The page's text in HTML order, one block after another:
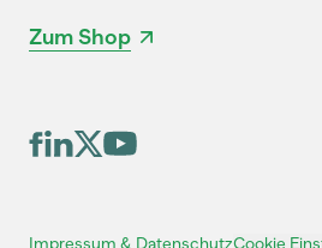
Zum Shop
Cookie